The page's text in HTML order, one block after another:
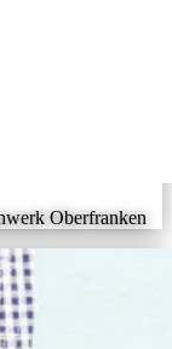
Oberfranken